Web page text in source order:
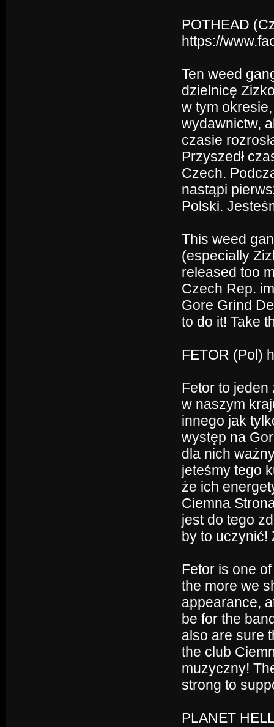
POTHEAD
https://
Ten weed
dzielnicę
w tym
wydawnictw,
czasie
Przyszedł
Czech.
nastąpi
Polski.
This weed
(especially
released too
Czech Rep.
Gore Grind
to do it! Take
FETOR (Pol)
Fetor to
w naszym
innego jak
występ na
dla nich
jeteśmy tego
że ich
Ciemna
jest do tego
by to uczynić!
Fetor is one
the more we
appearance,
be for the
also are sure
the club
muzyczny!
strong to
PLANET